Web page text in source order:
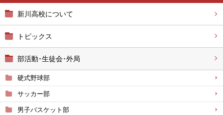
新川高校について
トピックス
部活動･生徒会･外局
硬式野球部
サッカー部
男子バスケット部